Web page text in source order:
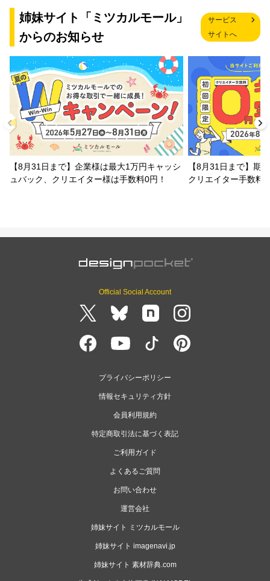
姉妹サイト「ミツカルモール」
からのお知らせ
サービス
サイトへ
【8月31日まで】企業様は最大1万円キャッシ
ュバック、クリエイター様は手数料0円！
【8月31日まで】期
クリエイター手数料
Official Social Account
プライバシーポリシー
情報セキュリティ方針
会員利用規約
特定商取引法に基づく表記
ご利用ガイド
よくあるご質問
お問い合わせ
運営会社
姉妹サイト ミツカルモール
姉妹サイト imagenavi.jp
姉妹サイト 素材辞典.com